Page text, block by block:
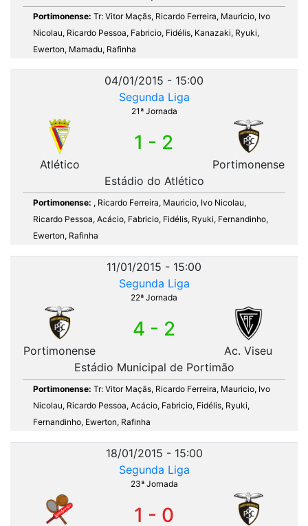
Portimonense: Tr: Vitor Maçãs, Ricardo Ferreira, Mauricio, Ivo
Nicolau, Ricardo Pessoa, Fabricio, Fidélis, Kanazaki, Ryuki,
Ewerton, Mamadu, Rafinha
04/01/2015 - 15:00
Segunda Liga
21ª Jornada
Atlético
1 - 2
Portimonense
Estádio do Atlético
Portimonense: , Ricardo Ferreira, Mauricio, Ivo Nicolau,
Ricardo Pessoa, Acácio, Fabricio, Fidélis, Ryuki, Fernandinho,
Ewerton, Rafinha
11/01/2015 - 15:00
Segunda Liga
22ª Jornada
Portimonense
4 - 2
Ac. Viseu
Estádio Municipal de Portimão
Portimonense: Tr: Vitor Maçãs, Ricardo Ferreira, Mauricio, Ivo
Nicolau, Ricardo Pessoa, Acácio, Fabricio, Fidélis, Ryuki,
Fernandinho, Ewerton, Rafinha
18/01/2015 - 15:00
Segunda Liga
23ª Jornada
1 - 0